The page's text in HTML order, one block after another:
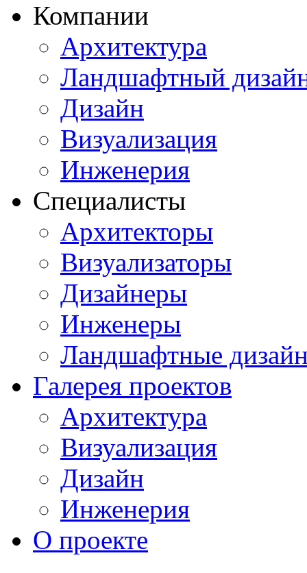
Компании
Архитектура
Ландшафтный
Дизайн
Визуализация
Инженерия
Специалисты
Архитекторы
Визуализаторы
Дизайнеры
Инженеры
Ландшафтные
Галерея проектов
Архитектура
Визуализация
Дизайн
Инженерия
О проекте